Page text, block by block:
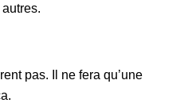
pas. Il ne fera qu’une